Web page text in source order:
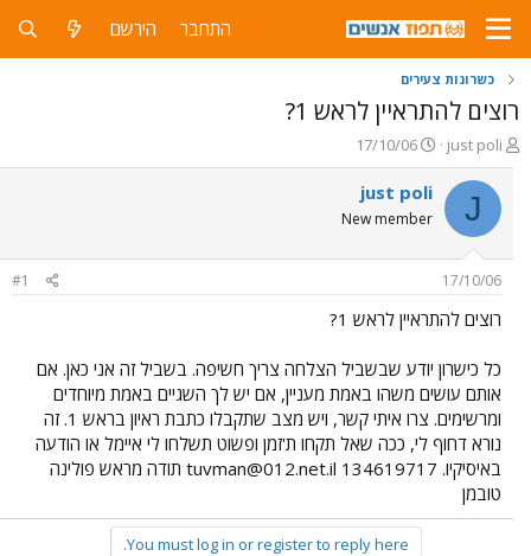
התחבר הירשם
כשרונות צעירים
רוצים להתראיין לראש 1?
פ
ו
ת
ח
ה
ו
ש
א
just poli
פ
ו
ר
ס
ם
ר
17/10/06
J
just poli
New member
17/10/06
#1
רוצים להתראיין לראש 1?
כל כישרון יודע שבשביל הצלחה צריך חשיפה. בשביל זה אני כאן. אם
אותם עושים משהו באמת מעניין, אם יש לך השגיים באמת מיוחדים
ומרשימים. צרו איתי קשר, ויש מצב שתקבלו כתבת ראיון בראש 1. זה
נורא דחוף לי, ככה שאל תקחו ת'זמן ופשוט תשלחו לי איימל או הודעה
באיסיקיו.
tuvman@012.net.il 134619717 תודה מראש פולינה
טובמן
You must log in or register to reply here.